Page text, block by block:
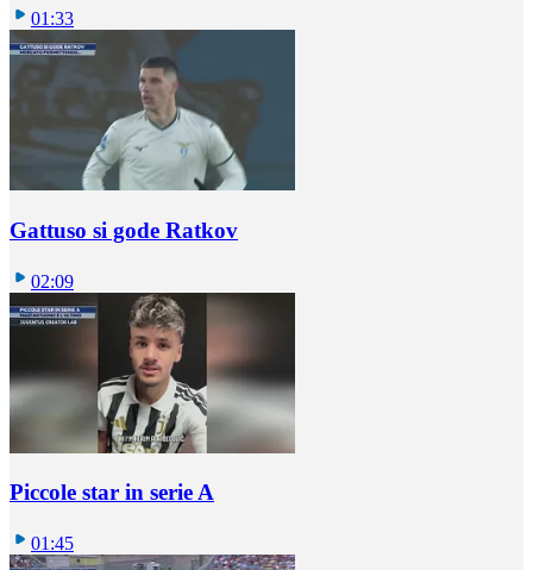
01:33
Gattuso si gode Ratkov
02:09
Piccole star in serie A
01:45